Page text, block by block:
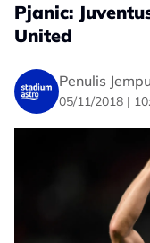
Pjanic:
United
Penulis
05/11/2018 |